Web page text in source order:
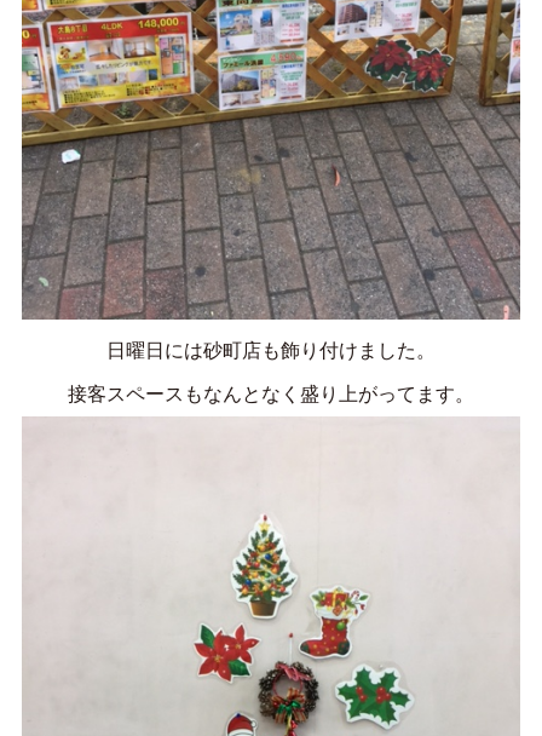
日曜日には砂町店も飾り付けました。
接客スペースもなんとなく盛り上がってます。